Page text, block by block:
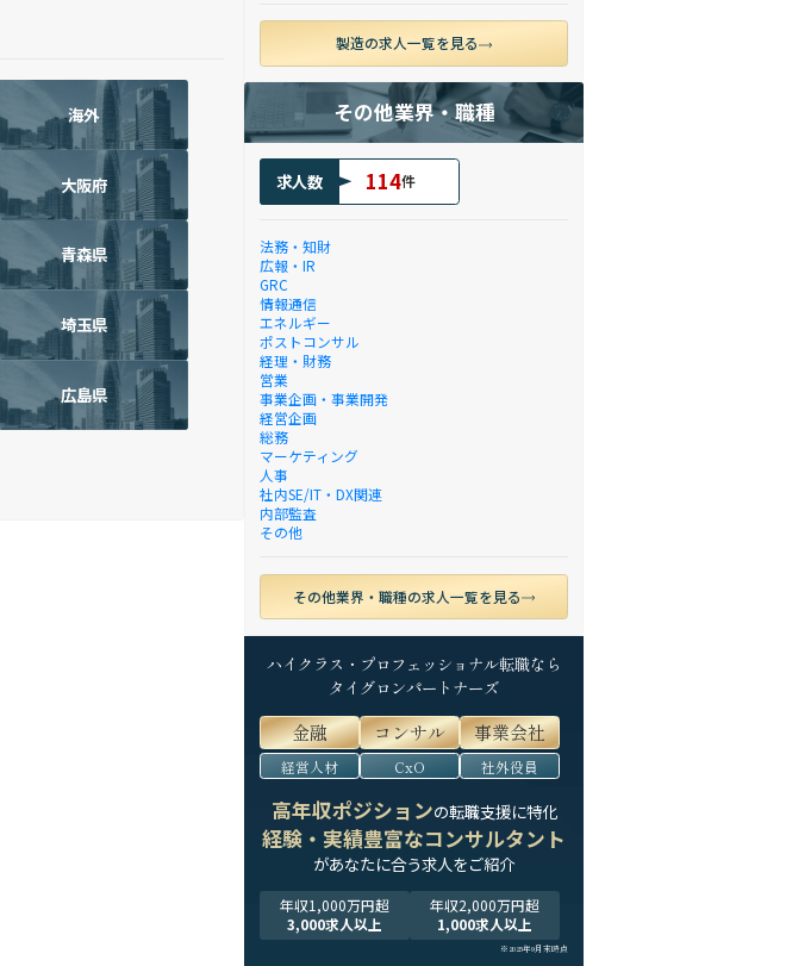
海外
大阪府
青森県
埼玉県
広島県
製造の求人一覧を見る
その他業界・職種
求人数 114件
法務・知財
広報・IR
GRC
情報通信
エネルギー
ポストコンサル
経理・財務
営業
事業企画・事業開発
経営企画
総務
マーケティング
人事
社内SE/IT・DX関連
内部監査
その他
その他業界・職種の求人一覧を見る
ハイクラス・プロフェッショナル転職なら
タイグロンパートナーズ
金融 コンサル 事業会社
経営人材 CxO 社外役員
高年収ポジションの転職支援に特化
経験・実績豊富なコンサルタント
があなたに合う求人をご紹介
年収1,000万円超
3,000求人以上
年収2,000万円超
1,000求人以上
※2025年9月末時点